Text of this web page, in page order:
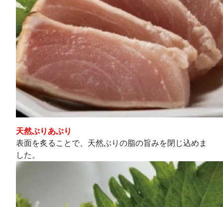
天然ぶりあぶり
表面を炙ることで、天然ぶりの脂の旨みを閉じ込めま
した。